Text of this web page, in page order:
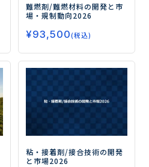
難燃剤/難燃材料の開発と市
場・規制動向2026
¥93,500(税込)
粘・接着剤/接合技術の開発
と市場2026